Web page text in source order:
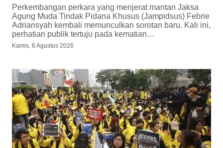
Perkembangan perkara yang menjerat mantan Jaksa
Agung Muda Tindak Pidana Khusus (Jampidsus) Febrie
Adriansyah kembali memunculkan sorotan baru. Kali ini,
perhatian publik tertuju pada kematian…
Kamis, 6 Agustus 2026